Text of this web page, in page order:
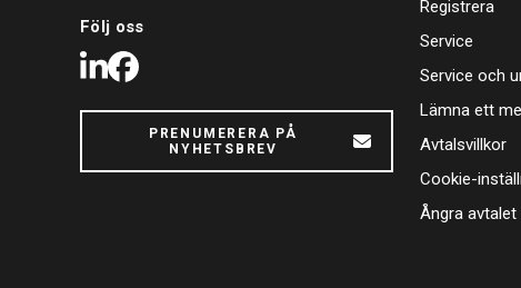
Följ oss
LinkedIn
Facebook
PRENUMERERA PÅ
NYHETSBREV
Registrera
Service
Service och
Lämna ett
Avtalsvillkor
Cookie-
Ångra avtalet